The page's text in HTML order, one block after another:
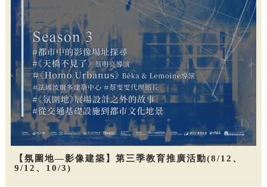
【氛圍地—影像建築】第三季教育推廣活動(8/12、
9/12、10/3)